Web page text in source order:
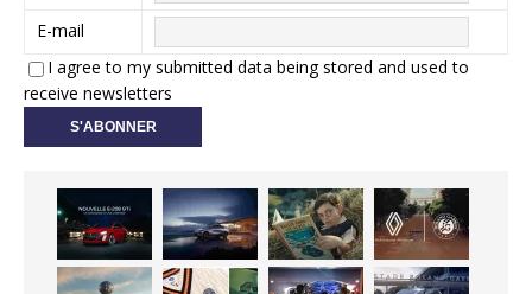
E-mail
I agree to my submitted data being stored and used to
receive newsletters